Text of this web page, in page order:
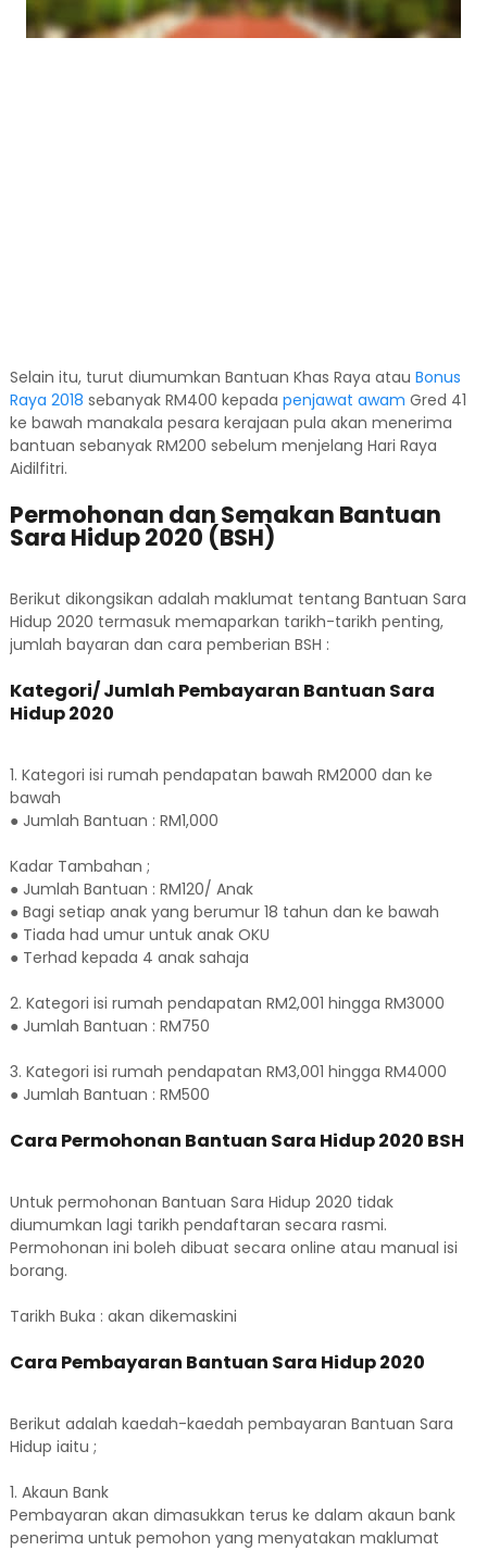
Selain itu, turut diumumkan Bantuan Khas Raya atau Bonus
Raya 2018 sebanyak RM400 kepada penjawat awam Gred 41
ke bawah manakala pesara kerajaan pula akan menerima
bantuan sebanyak RM200 sebelum menjelang Hari Raya
Aidilfitri.
Permohonan dan Semakan Bantuan
Sara Hidup 2020 (BSH)
Berikut dikongsikan adalah maklumat tentang Bantuan Sara
Hidup 2020 termasuk memaparkan tarikh-tarikh penting,
jumlah bayaran dan cara pemberian BSH :
Kategori/ Jumlah Pembayaran Bantuan Sara
Hidup 2020
1. Kategori isi rumah pendapatan bawah RM2000 dan ke
bawah
● Jumlah Bantuan : RM1,000
Kadar Tambahan ;
● Jumlah Bantuan : RM120/ Anak
● Bagi setiap anak yang berumur 18 tahun dan ke bawah
● Tiada had umur untuk anak OKU
● Terhad kepada 4 anak sahaja
2. Kategori isi rumah pendapatan RM2,001 hingga RM3000
● Jumlah Bantuan : RM750
3. Kategori isi rumah pendapatan RM3,001 hingga RM4000
● Jumlah Bantuan : RM500
Cara Permohonan Bantuan Sara Hidup 2020 BSH
Untuk permohonan Bantuan Sara Hidup 2020 tidak
diumumkan lagi tarikh pendaftaran secara rasmi.
Permohonan ini boleh dibuat secara online atau manual isi
borang.
Tarikh Buka : akan dikemaskini
Cara Pembayaran Bantuan Sara Hidup 2020
Berikut adalah kaedah-kaedah pembayaran Bantuan Sara
Hidup iaitu ;
1. Akaun Bank
Pembayaran akan dimasukkan terus ke dalam akaun bank
penerima untuk pemohon yang menyatakan maklumat